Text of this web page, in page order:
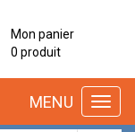
Mon panier
0 produit
MENU